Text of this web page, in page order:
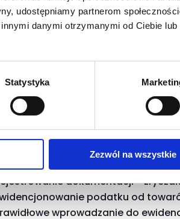
udostępniamy partnerom
danymi otrzymanymi od Ciebie lub
Statystyka
Zezwól na wszystkie
ze wsparcia zewnętrznych
prowadzenie ksiąg
księgową - podatkowe
dokumentacji -
podatku od
wprowadzanie do
dyspozycji. Telefonicznie,
osobiście.